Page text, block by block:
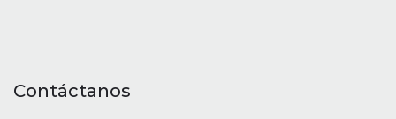
Contáctanos